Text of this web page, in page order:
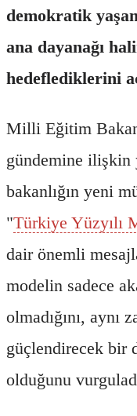
demokratik
ana dayanağı
hedeflediklerini
Milli Eğitim
gündemine ilişkin
bakanlığın yeni
"Türkiye Yüzyılı
dair önemli
modelin sadece
olmadığını, aynı
güçlendirecek bir
olduğunu